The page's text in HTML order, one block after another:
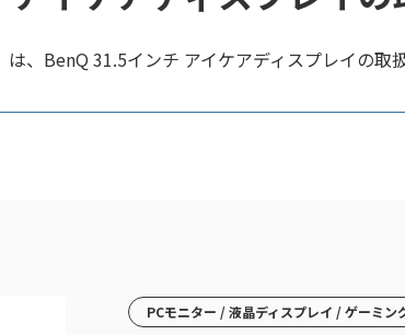
、BenQ 31.5インチ アイケアディスプレイの取
PCモニター / 液晶ディスプレイ / ゲーミン